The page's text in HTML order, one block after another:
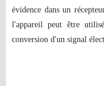
évidence dans un
l'appareil peut être
conversion d'un signal